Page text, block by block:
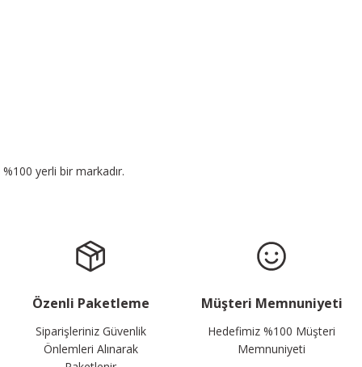
yerli bir markadır.
Özenli Paketleme
Siparişleriniz Güvenlik
Önlemleri Alınarak
Müşteri Memnuniyeti
Hedefimiz %100 Müşteri
Memnuniyeti